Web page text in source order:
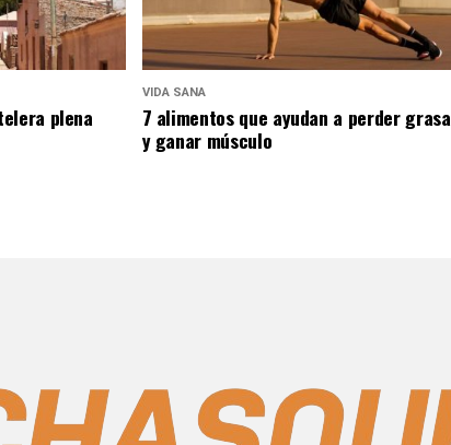
plena
VIDA SANA
7 alimentos que ayudan a perder grasa
y ganar músculo